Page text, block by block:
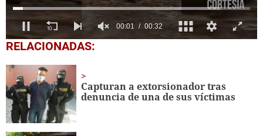
0
seconds
32
seconds
RELACIONADAS:
Capturan a extorsionador tras
denuncia de una de sus víctimas